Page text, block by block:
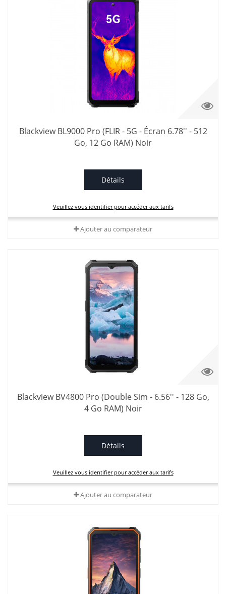
Blackview BL9000 Pro (FLIR - 5G - Écran 6.78'' - 512
Go, 12 Go RAM) Noir
Détails
Veuillez vous identifier pour accéder aux tarifs
Ajouter au comparateur
Blackview BV4800 Pro (Double Sim - 6.56'' - 128 Go,
4 Go RAM) Noir
Détails
Veuillez vous identifier pour accéder aux tarifs
Ajouter au comparateur